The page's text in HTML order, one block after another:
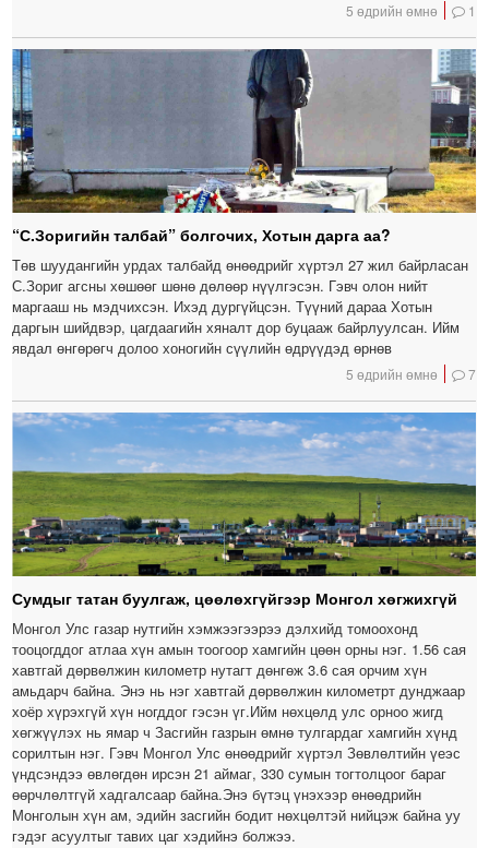
5 өдрийн өмнө 1
“С.Зоригийн талбай” болгочих, Хотын дарга аа?
Төв шуудангийн урдах талбайд өнөөдрийг хүртэл 27 жил байрласан
С.Зориг агсны хөшөөг шөнө дөлөөр нүүлгэсэн. Гэвч олон нийт
маргааш нь мэдчихсэн. Ихэд дургүйцсэн. Түүний дараа Хотын
даргын шийдвэр, цагдаагийн хяналт дор буцааж байрлуулсан. Ийм
явдал өнгөрөгч долоо хоногийн сүүлийн өдрүүдэд өрнөв
5 өдрийн өмнө 7
Сумдыг татан буулгаж, цөөлөхгүйгээр Монгол хөгжихгүй
Монгол Улс газар нутгийн хэмжээгээрээ дэлхийд томоохонд
тооцогддог атлаа хүн амын тоогоор хамгийн цөөн орны нэг. 1.56 сая
хавтгай дөрвөлжин километр нутагт дөнгөж 3.6 сая орчим хүн
амьдарч байна. Энэ нь нэг хавтгай дөрвөлжин километрт дунджаар
хоёр хүрэхгүй хүн ногддог гэсэн үг.Ийм нөхцөлд улс орноо жигд
хөгжүүлэх нь ямар ч Засгийн газрын өмнө тулгардаг хамгийн хүнд
сорилтын нэг. Гэвч Монгол Улс өнөөдрийг хүртэл Зөвлөлтийн үеэс
үндсэндээ өвлөгдөн ирсэн 21 аймаг, 330 сумын тогтолцоог бараг
өөрчлөлтгүй хадгалсаар байна.Энэ бүтэц үнэхээр өнөөдрийн
Монголын хүн ам, эдийн засгийн бодит нөхцөлтэй нийцэж байна уу
гэдэг асуултыг тавих цаг хэдийнэ болжээ.